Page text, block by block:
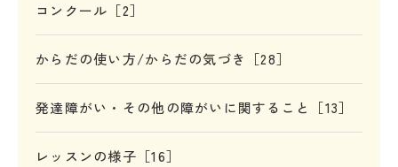
コンクール［2］
からだの使い方/からだの気づき［28］
発達障がい・その他の障がいに関すること［13］
レッスンの様子［16］